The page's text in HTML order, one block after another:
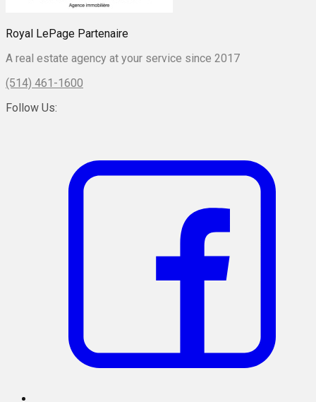
Royal LePage Partenaire
A real estate agency at your service since 2017
(514) 461-1600
Follow Us: